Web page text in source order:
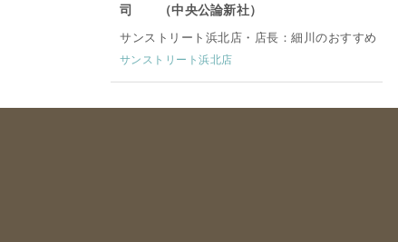
司 （中央公論新社）
サンストリート浜北店・店長：細川のおすすめ
サンストリート浜北店